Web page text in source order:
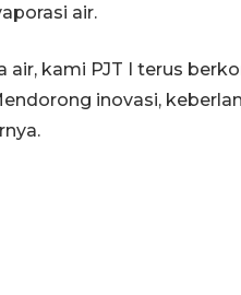
air.
air, kami PJT I terus
inovasi,
Sentosa II